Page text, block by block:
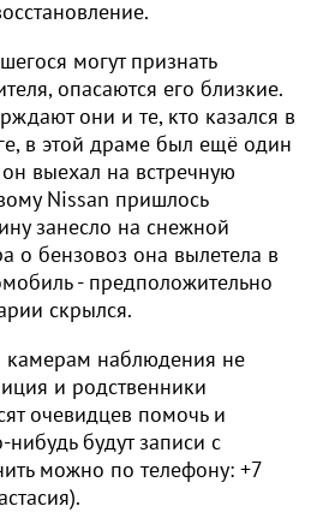
могут признать
опасаются его близкие.
они и те, кто казался в
в этой драме был ещё один
выехал на встречную
Nissan пришлось
занесло на снежной
о бензовоз она вылетела в
- предположительно
скрылся.
камерам наблюдения не
и родственники
очевидцев помочь и
нибудь будут записи с
можно по телефону: +7